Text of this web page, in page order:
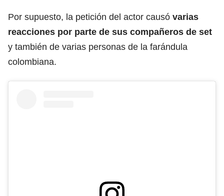
Por supuesto, la petición del actor causó varias
reacciones por parte de sus compañeros de set
y también de varias personas de la farándula
colombiana.